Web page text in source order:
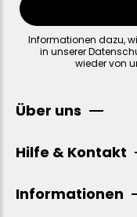
Informationen dazu,
in unserer
wieder von
Über uns
Hilfe & Kontakt
Informationen